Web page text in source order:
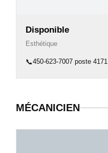
Disponible
Esthétique
📞450-623-7007 poste 4171
MÉCANICIEN